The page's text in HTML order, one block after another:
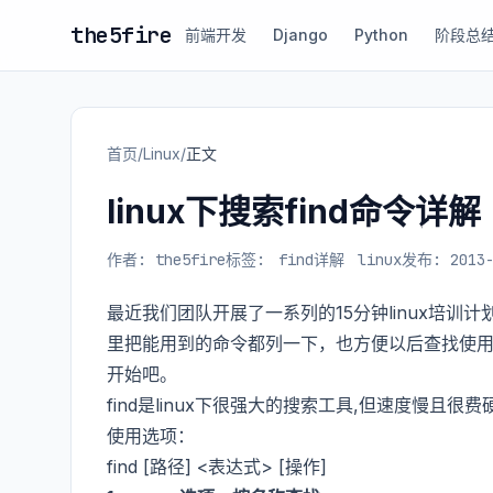
the5fire 前端开发 Django Python 阶段总
首页/Linux/正文
linux下搜索find命令详解
作者: the5fire标签: find详解 linux发布:
最近我们团队开展了一系列的15分钟linux培训
里把能用到的命令都列一下，也方便以后查找使
开始吧。
find是linux下很强大的搜索工具,但速度慢且很费
使用选项：
find [路径] <表达式> [操作]